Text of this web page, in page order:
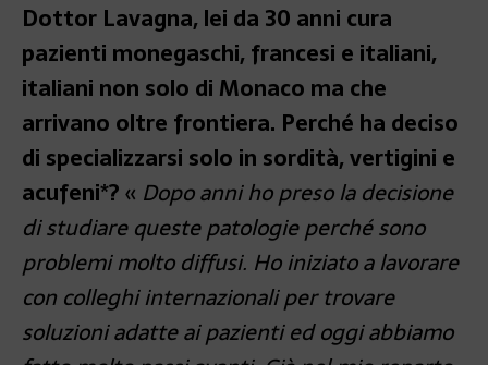
Dottor Lavagna, lei da 30 anni cura
pazienti monegaschi, francesi e italiani,
italiani non solo di Monaco ma che
arrivano oltre frontiera. Perché ha deciso
di specializzarsi solo in sordità, vertigini e
acufeni*?« Dopo anni ho preso la decisione
di studiare queste patologie perché sono
problemi molto diffusi. Ho iniziato a lavorare
con colleghi internazionali per trovare
soluzioni adatte ai pazienti ed oggi abbiamo